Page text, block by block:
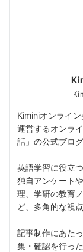
Kiminiオンライ
運営するオンラ
話」の公式ブロ
英語学習に役立
独自アンケート
理、学研の教育
ど、多角的な視
記事制作にあた
集・確認を行っ